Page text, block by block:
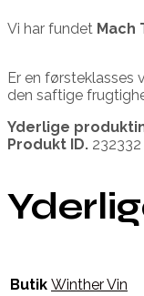
Vi har fundet Mach
Er en førsteklasses
den saftige
Yderlige
Produkt ID. 232332
Butik Winther Vin